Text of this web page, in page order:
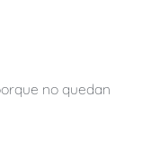
no quedan